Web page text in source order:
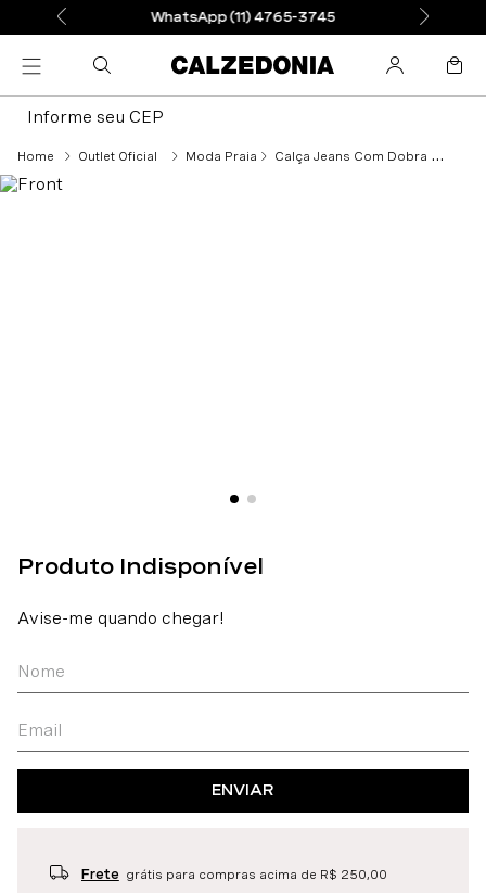
WhatsApp (11) 4765-3745
Informe seu CEP
Outlet Oficial Moda Praia Calça Jeans Com Dobra Animalier Infantil - Preto
ENVIAR
Frete grátis para compras acima de R$ 250,00